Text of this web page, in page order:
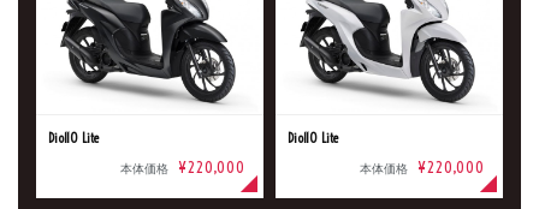
Dio110 Lite
本体価格 ¥220,000
Dio110 Lite
本体価格 ¥220,000